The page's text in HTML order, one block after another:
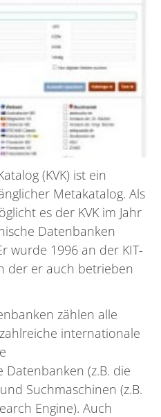
(KVK) ist ein
Metakatalog. Als
es der KVK im Jahr
Datenbanken
wurde 1996 an der KIT-
der er auch betrieben
zählen alle
internationale
(z.B. die
Suchmaschinen (z.B.
Engine). Auch